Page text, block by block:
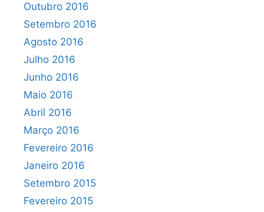
Outubro 2016
Setembro 2016
Agosto 2016
Julho 2016
Junho 2016
Maio 2016
Abril 2016
Março 2016
Fevereiro 2016
Janeiro 2016
Setembro 2015
Fevereiro 2015